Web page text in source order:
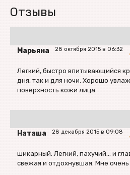
Отзывы
Марьяна 28 октября 2015 в 06:32
Легкий, быстро впитывающийся
дня, так и для ночи. Хорошо
поверхность кожи лица.
Наташа 28 декабря 2015 в 09:08
шикарный. Легкий, пахучий... и
свежая и отдохнувшая. Мне очень